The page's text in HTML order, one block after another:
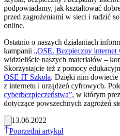
podpowiadamy, jak kształtować
przed zagrożeniami w sieci i radzić
online.
Ostatnio o naszych działaniach
kampanii „OSE. Bezpieczny internet
widzieliście naszych materiałów –
Skorzystajcie też z pomocy
OSE IT Szkoła. Dzięki nim dowiecie
z internetu i urządzeń cyfrowych.
cyberbezpieczeństwa”, w którym
dotyczące powszechnych zagrożeń
13.06.2022
Poprzedni artykuł